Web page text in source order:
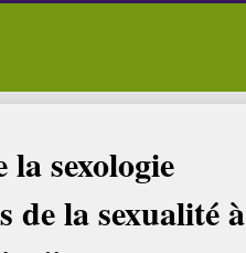
en Etudes Genre LIEGE
sexologie
de la sexualité à